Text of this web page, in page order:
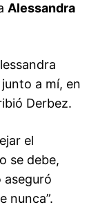
Alessandra
a mí, en
Derbez.
el
se debe,
aseguró
nunca”.